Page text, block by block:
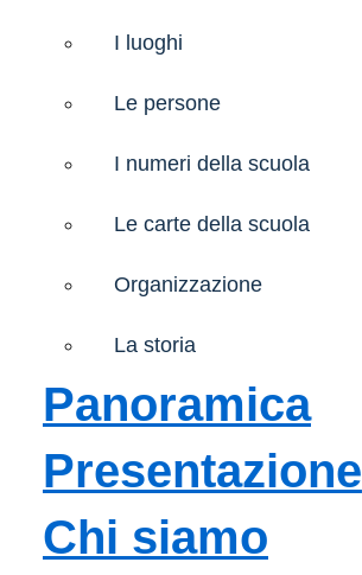
I luoghi
Le persone
I numeri della scuola
Le carte della scuola
Organizzazione
La storia
Panoramica
Presentazione
Chi siamo